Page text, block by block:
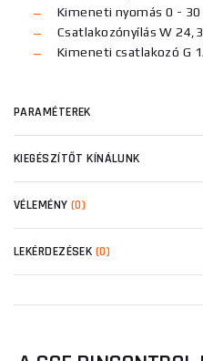
Kimeneti nyomás 0 - 30
Csatlakozónyílás W
Kimeneti csatlakozó G
PARAMÉTEREK
KIEGÉSZÍTŐT KÍNÁLUNK
VÉLEMÉNY (0)
LEKÉRDEZÉSEK (0)